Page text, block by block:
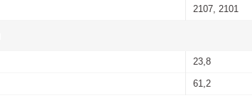
2107, 2101
23,8
61,2